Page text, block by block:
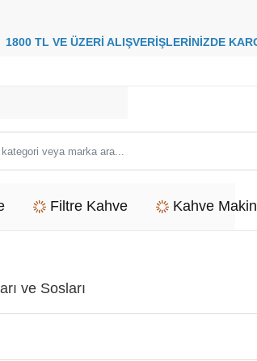
00 TL VE ÜZERİ ALIŞVERİŞLERİNİZDE
Filtre Kahve Kahve
ve Sosları